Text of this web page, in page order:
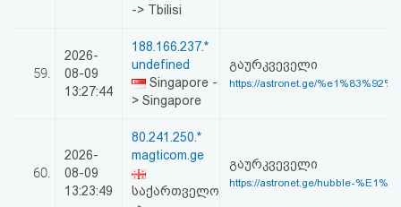
-> Tbilisi
59.
2026-
08-09
13:27:44
188.166.237.*
undefined
Singapore -
> Singapore
გაურკვეველი
https://astronet.ge/
60.
2026-
08-09
13:23:49
80.241.250.*
magticom.ge
საქართველო
გაურკვეველი
https://astronet.ge/hubble-